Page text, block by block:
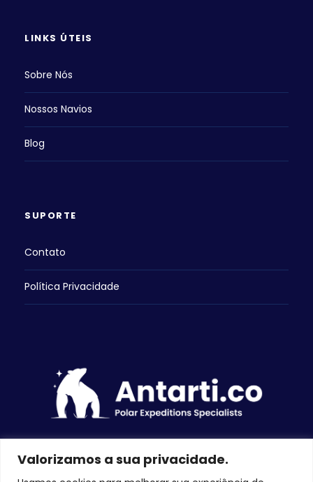
Valorizamos a sua privacidade.
LINKS ÚTEIS
Sobre Nós
Nossos Navios
Blog
SUPORTE
Contato
Política Privacidade